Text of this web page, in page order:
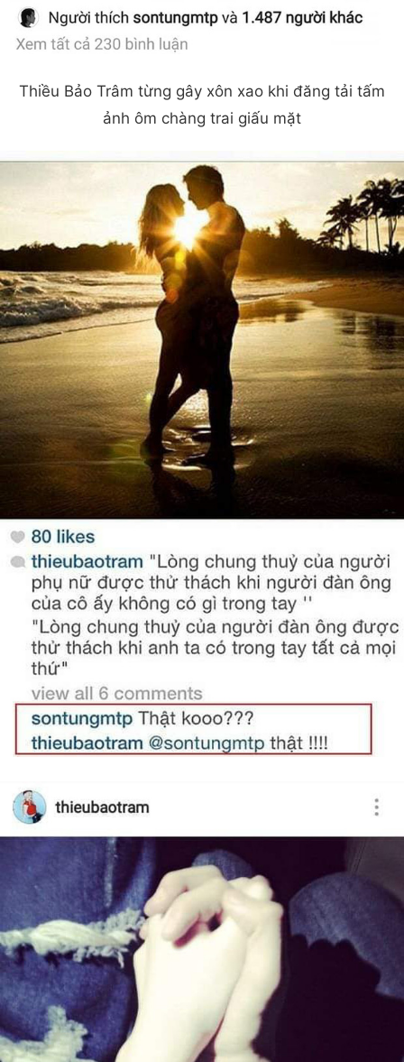
Thiều Bảo Trâm từng gây xôn xao khi đăng tải tấm
ảnh ôm chàng trai giấu mặt